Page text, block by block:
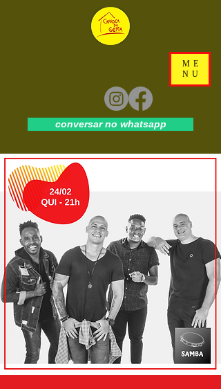
ME
NU
conversar no whatsapp